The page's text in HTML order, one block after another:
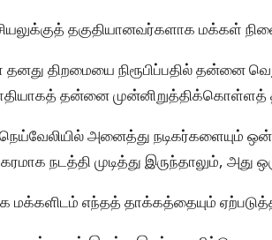
தகுதியானவர்களாக மக்கள்
திறமையை நிரூபிப்பதில் தன்னை
தன்னை முன்னிறுத்திக்கொள்ளத்
அனைத்து நடிகர்களையும்
நடத்தி முடித்து இருந்தாலும், அது
மக்களிடம் எந்தத் தாக்கத்தையும்